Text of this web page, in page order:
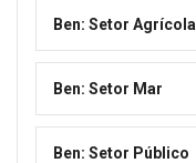
Ben: Setor Agrícola
Ben: Setor Mar
Ben: Setor Público